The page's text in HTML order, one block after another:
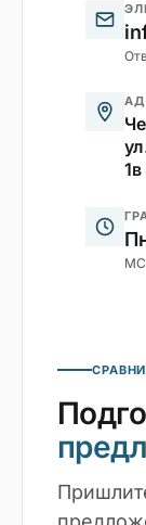
1в